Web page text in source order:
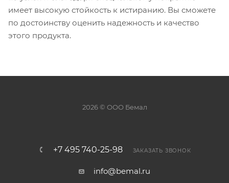
имеет высокую стойкость к истиранию. Вы сможете
по достоинству оценить надежность и качество
этого продукта.
2026 © ООО Бемал
+7 495 740-25-98 ЗАКАЗАТЬ ЗВОНОК
info@bemal.ru